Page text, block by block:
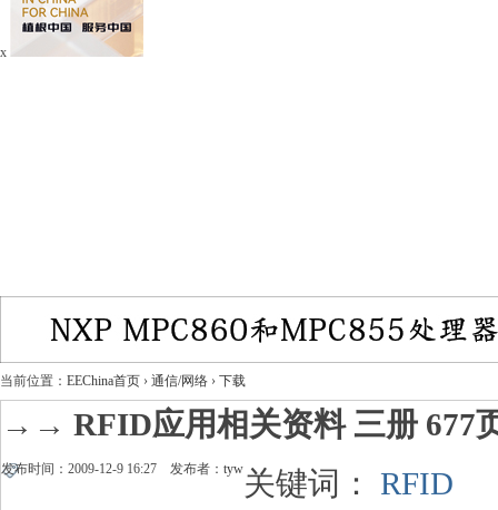
x
当前位置： EEChina首页 › 通信/网络 › 下载
→→ RFID应用相关资料 三册 677
发布时间：2009-12-9 16:27 发布者： tyw关键词： RFID